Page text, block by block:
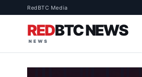
RedBTC Media
REDBTC NEWS